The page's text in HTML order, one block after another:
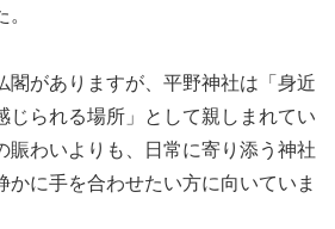
閣がありますが、平野神社は「身近
じられる場所」として親しまれてい
賑わいよりも、日常に寄り添う神社
かに手を合わせたい方に向いていま